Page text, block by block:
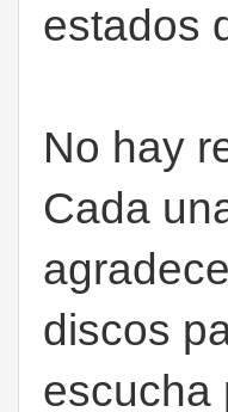
estados
No hay
Cada
discos
escucha